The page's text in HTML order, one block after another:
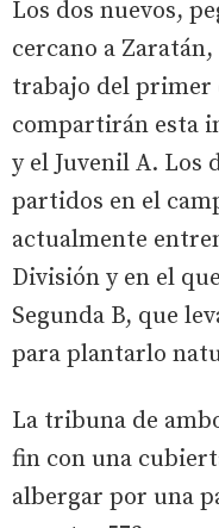
Los dos nuevos,
cercano a
trabajo del primer
compartirán esta
y el Juvenil A. Los
partidos en el
actualmente
División y en el
Segunda B, que
para plantarlo
La tribuna de
fin con una
albergar por una